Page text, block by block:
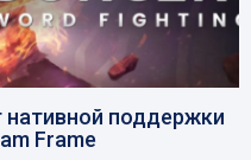
нативной поддержки
Frame